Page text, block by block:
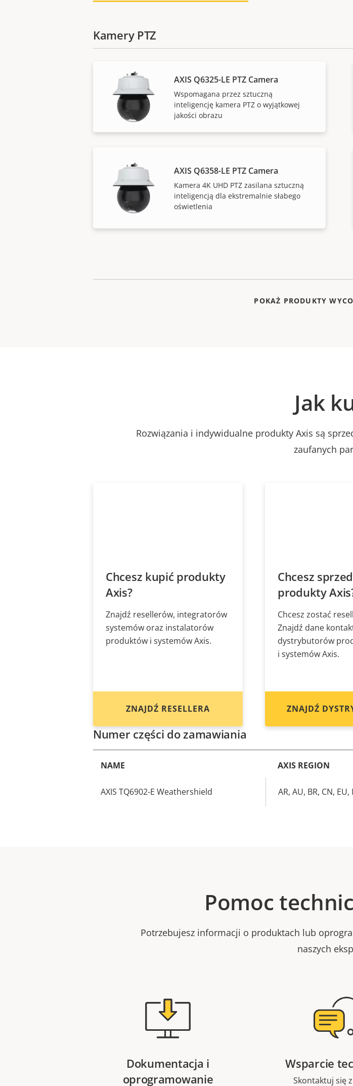
Kamery PTZ
AXIS Q6325-LE PTZ Camera
Wspomagana przez sztuczną
inteligencję kamera PTZ o wyjątkowej
jakości obrazu
AXIS Q6358-LE PTZ Camera
Kamera 4K UHD PTZ zasilana sztuczną
inteligencją dla ekstremalnie słabego
oświetlenia
POKAŻ PRODUKTY
Jak
Rozwiązania i indywidualne produkty Axis są
zaufanych
Chcesz kupić produkty
Axis?
Znajdź resellerów, integratorów
systemów oraz instalatorów
produktów i systemów Axis.
ZNAJDŹ RESELLERA
Chcesz
produkty
Chcesz zostać
Znajdź dane
dystrybutorów
i systemów Axis.
ZNAJDŹ
Numer części do zamawiania
NAME AXIS REGION
AXIS TQ6902-E Weathershield AR, AU, BR, CN, EU,
Pomoc
Potrzebujesz informacji o produktach lub
naszych
Dokumentacja i
oprogramowanie
Wsparcie
Skontaktuj się